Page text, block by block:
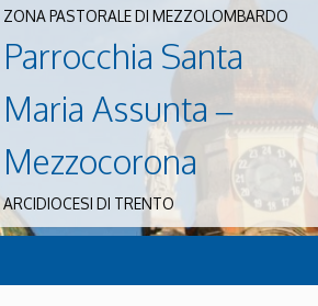
ZONA PASTORALE DI MEZZOLOMBARDO
Parrocchia Santa
Maria Assunta –
Mezzocorona
ARCIDIOCESI DI TRENTO